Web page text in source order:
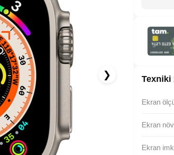
❯
AZN x 18 ay
ilə 18 aya faizsiz ödə!
Texniki
Ekran
Ekran
Ekran